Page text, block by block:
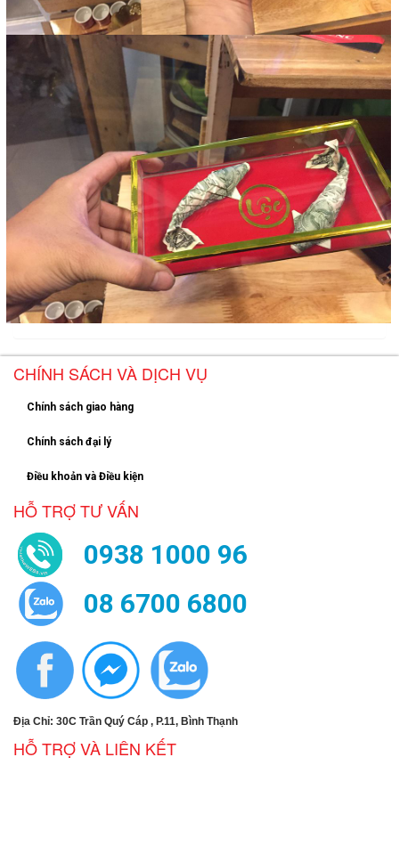
CHÍNH SÁCH VÀ DỊCH VỤ
Chính sách giao hàng
Chính sách đại lý
Điều khoản và Điều kiện
HỖ TRỢ TƯ VẤN
0938 1000 96
08 6700 6800
Địa Chỉ: 30C Trần Quý Cáp , P.11, Bình Thạnh
HỖ TRỢ VÀ LIÊN KẾT